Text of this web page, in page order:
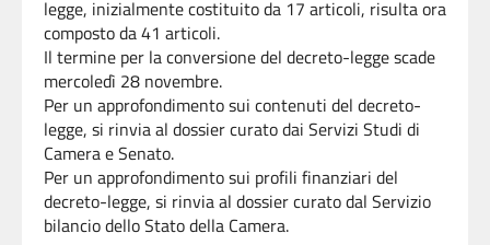
legge, inizialmente costituito da 17 articoli, risulta ora
composto da 41 articoli.
Il termine per la conversione del decreto-legge scade
mercoledì 28 novembre.
Per un approfondimento sui contenuti del decreto-
legge, si rinvia al dossier curato dai Servizi Studi di
Camera e Senato.
Per un approfondimento sui profili finanziari del
decreto-legge, si rinvia al dossier curato dal Servizio
bilancio dello Stato della Camera.